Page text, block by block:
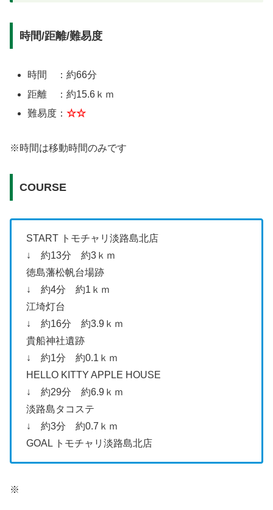
時間/距離/難易度
時間 ：約66分
距離 ：約15.6ｋｍ
難易度：☆☆
※時間は移動時間のみです
COURSE
START トモチャリ淡路島北店
↓ 約13分 約3ｋｍ
徳島藩松帆台場跡
↓ 約4分 約1ｋｍ
江埼灯台
↓ 約16分 約3.9ｋｍ
貴船神社遺跡
↓ 約1分 約0.1ｋｍ
HELLO KITTY APPLE HOUSE
↓ 約29分 約6.9ｋｍ
淡路島タコステ
↓ 約3分 約0.7ｋｍ
GOAL トモチャリ淡路島北店
※